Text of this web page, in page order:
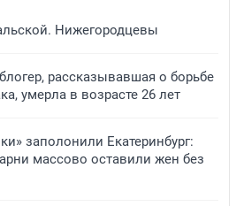
Нижегородцевы
рассказывавшая о борьбе
умерла в возрасте 26 лет
заполонили Екатеринбург:
массово оставили жен без